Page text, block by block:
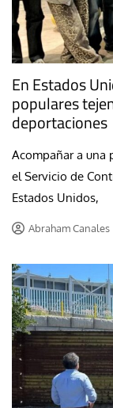
En Estados
populares
deportaciones
Acompañar a una
el Servicio de
Estados Unidos,
Abraham Canales